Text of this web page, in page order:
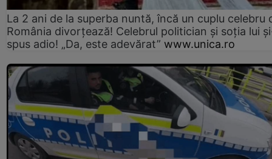
La 2 ani de la superba nuntă, încă un cuplu celebru
România divorțează! Celebrul politician și soția lui
spus adio! „Da, este adevărat” www.unica.ro